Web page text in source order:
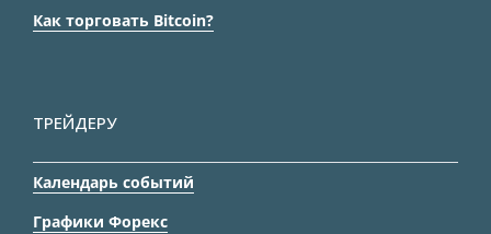
Как торговать Bitcoin?
ТРЕЙДЕРУ
Календарь событий
Графики Форекс